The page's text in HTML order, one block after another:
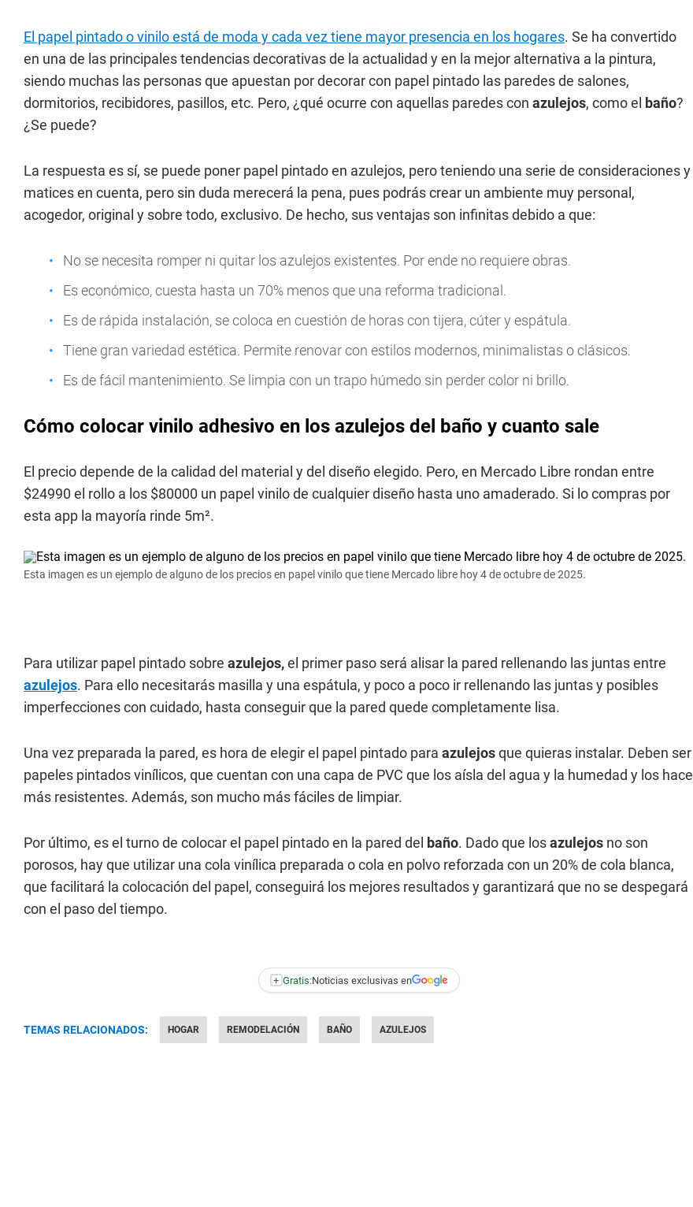
El papel pintado o vinilo está de moda y cada vez tiene mayor presencia en los hogares. Se ha convertido
en una de las principales tendencias decorativas de la actualidad y en la mejor alternativa a la pintura,
siendo muchas las personas que apuestan por decorar con papel pintado las paredes de salones,
dormitorios, recibidores, pasillos, etc. Pero, ¿qué ocurre con aquellas paredes con azulejos, como el baño?
¿Se puede?
La respuesta es sí, se puede poner papel pintado en azulejos, pero teniendo una serie de consideraciones y
matices en cuenta, pero sin duda merecerá la pena, pues podrás crear un ambiente muy personal,
acogedor, original y sobre todo, exclusivo. De hecho, sus ventajas son infinitas debido a que:
No se necesita romper ni quitar los azulejos existentes. Por ende no requiere obras.
Es económico, cuesta hasta un 70% menos que una reforma tradicional.
Es de rápida instalación, se coloca en cuestión de horas con tijera, cúter y espátula.
Tiene gran variedad estética. Permite renovar con estilos modernos, minimalistas o clásicos.
Es de fácil mantenimiento. Se limpia con un trapo húmedo sin perder color ni brillo.
Cómo colocar vinilo adhesivo en los azulejos del baño y cuanto sale
El precio depende de la calidad del material y del diseño elegido. Pero, en Mercado Libre rondan entre
$24990 el rollo a los $80000 un papel vinilo de cualquier diseño hasta uno amaderado. Si lo compras por
esta app la mayoría rinde 5m².
Esta imagen es un ejemplo de alguno de los precios en papel vinilo que tiene Mercado libre hoy 4 de octubre de 2025.
Para utilizar papel pintado sobre azulejos,el primer paso será alisar la pared rellenando las juntas entre
azulejos. Para ello necesitarás masilla y una espátula, y poco a poco ir rellenando las juntas y posibles
imperfecciones con cuidado, hasta conseguir que la pared quede completamente lisa.
Una vez preparada la pared, es hora de elegir el papel pintado para azulejosque quieras instalar. Deben ser
papeles pintados vinílicos, que cuentan con una capa de PVC que los aísla del agua y la humedad y los hace
más resistentes. Además, son mucho más fáciles de limpiar.
Por último, es el turno de colocar el papel pintado en la pared del baño. Dado que losazulejos no son
porosos, hay que utilizar una cola vinílica preparada o cola en polvo reforzada con un 20% de cola blanca,
que facilitará la colocación del papel, conseguirá los mejores resultados y garantizará que no se despegará
con el paso del tiempo.
+ Gratis:Noticias exclusivas en
TEMAS RELACIONADOS: HOGAR REMODELACIÓN BAÑO AZULEJOS